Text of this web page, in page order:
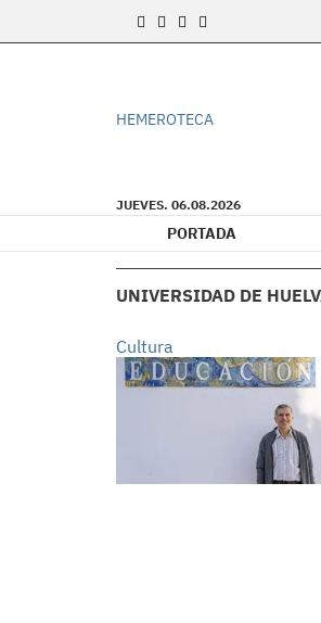
HEMEROTECA
JUEVES. 06.08.2026
PORTADA
UNIVERSIDAD DE
Cultura